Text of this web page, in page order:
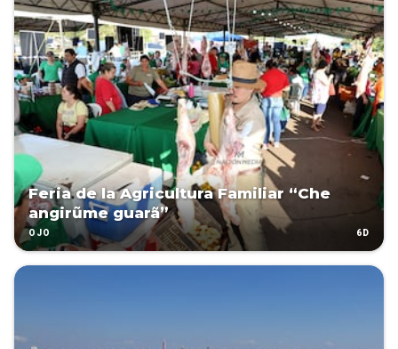
Feria de la Agricultura Familiar “Che
angirũme guarã”
OJO 6D